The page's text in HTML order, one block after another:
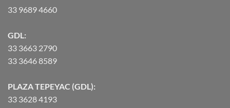
33 9689 4660
GDL:
33 3663 2790
33 3646 8589
PLAZA TEPEYAC (GDL):
33 3628 4193